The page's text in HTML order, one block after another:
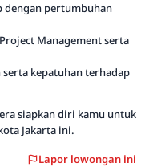
dengan pertumbuhan
Management serta
kepatuhan terhadap
siapkan diri kamu untuk
Jakarta ini.
Lapor lowongan ini